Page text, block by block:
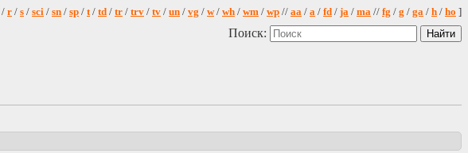
/ r / s / sci / sn / sp / t/ td / tr / trv / tv / un / vg / w/ wh / wm / wp // aa / a / fd / ja / ma // fg / g / ga / h / ho ]
Поиск: